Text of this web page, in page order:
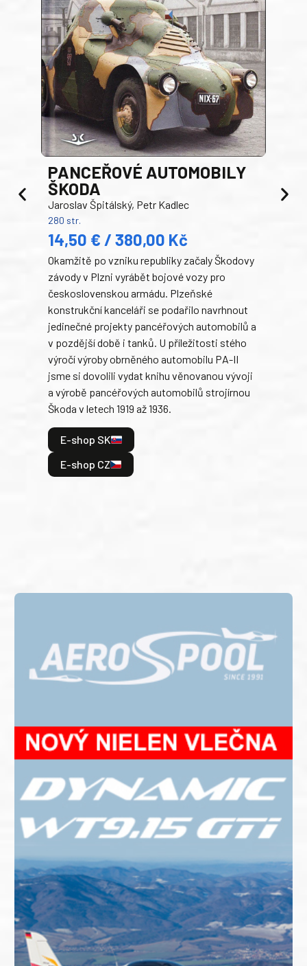
PANCEŘOVÉ AUTOMOBILY
ŠKODA
Jaroslav Špitálský, Petr Kadlec
280 str.
14,50 € / 380,00 Kč
Okamžitě po vzniku republiky začaly Škodovy
závody v Plzni vyrábět bojové vozy pro
československou armádu. Plzeňské
konstrukční kanceláři se podařilo navrhnout
jedinečné projekty pancéřových automobilů a
v pozdější době i tanků. U příležitosti stého
výročí výroby obrněného automobilu PA-II
jsme si dovolili vydat knihu věnovanou vývoji
a výrobě pancéřových automobilů strojírnou
Škoda v letech 1919 až 1936.
E-shop SK
E-shop CZ